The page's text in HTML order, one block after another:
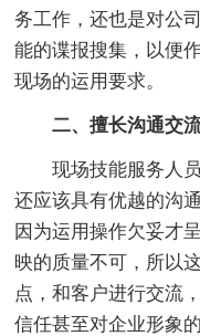
务工作，还也是对公
能的谍报搜集，以便
现场的运用要求。
二、擅长沟通交
现场技能服务人
还应该具有优越的沟
因为运用操作欠妥才
映的质量不可，所以
点，和客户进行交流
信任甚至对企业形象